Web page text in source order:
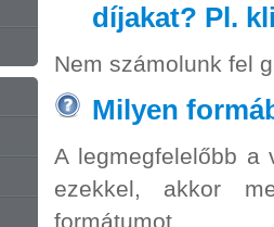
díjakat? Pl.
Nem számolunk fel
Milyen
A legmegfelelőbb a
ezekkel, akkor
formátumot.